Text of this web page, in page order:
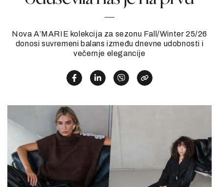
Nova A’MARIE kolekcija za sezonu Fall/Winter 25/26
donosi suvremeni balans između dnevne udobnosti i
večernje elegancije